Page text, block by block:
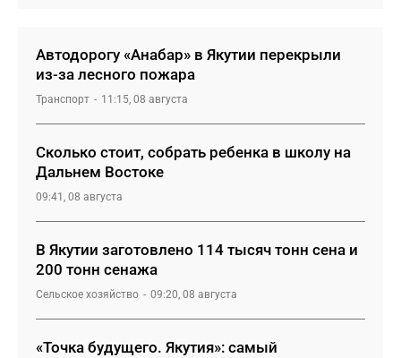
Автодорогу «Анабар» в Якутии перекрыли
из-за лесного пожара
Транспорт 11:15, 08 августа
Сколько стоит, собрать ребенка в школу на
Дальнем Востоке
09:41, 08 августа
В Якутии заготовлено 114 тысяч тонн сена и
200 тонн сенажа
Сельское хозяйство 09:20, 08 августа
«Точка будущего. Якутия»: самый